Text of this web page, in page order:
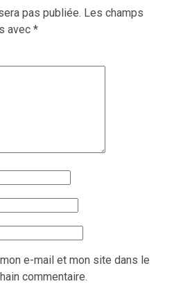
pas publiée. Les champs
avec *
e-mail et mon site dans le
commentaire.